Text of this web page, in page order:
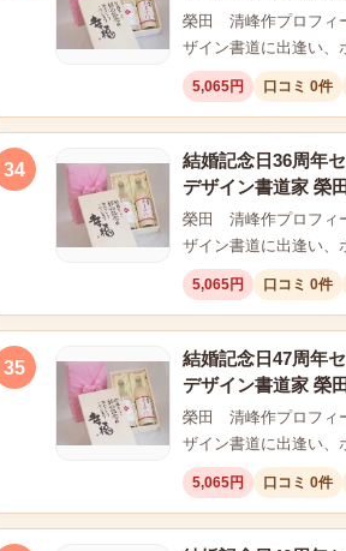
榮田 清峰作プロフィ
ザイン書道に出逢い
5,065円 口コミ 0件
34
結婚記念日36周年
デザイン書道家 榮
榮田 清峰作プロフィ
ザイン書道に出逢い
5,065円 口コミ 0件
35
結婚記念日47周年
デザイン書道家 榮
榮田 清峰作プロフィ
ザイン書道に出逢い
5,065円 口コミ 0件